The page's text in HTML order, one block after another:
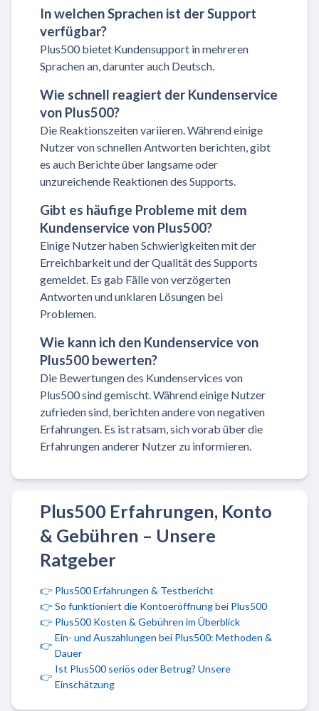
In welchen Sprachen ist der Support
verfügbar?
Plus500 bietet Kundensupport in mehreren
Sprachen an, darunter auch Deutsch.
Wie schnell reagiert der Kundenservice
von Plus500?
Die Reaktionszeiten variieren. Während einige
Nutzer von schnellen Antworten berichten, gibt
es auch Berichte über langsame oder
unzureichende Reaktionen des Supports.
Gibt es häufige Probleme mit dem
Kundenservice von Plus500?
Einige Nutzer haben Schwierigkeiten mit der
Erreichbarkeit und der Qualität des Supports
gemeldet. Es gab Fälle von verzögerten
Antworten und unklaren Lösungen bei
Problemen.
Wie kann ich den Kundenservice von
Plus500 bewerten?
Die Bewertungen des Kundenservices von
Plus500 sind gemischt. Während einige Nutzer
zufrieden sind, berichten andere von negativen
Erfahrungen. Es ist ratsam, sich vorab über die
Erfahrungen anderer Nutzer zu informieren.
Plus500 Erfahrungen, Konto
& Gebühren – Unsere
Ratgeber
👉 Plus500 Erfahrungen & Testbericht
👉 So funktioniert die Kontoeröffnung bei Plus500
👉 Plus500 Kosten & Gebühren im Überblick
👉
Ein- und Auszahlungen bei Plus500: Methoden &
Dauer
👉
Ist Plus500 seriös oder Betrug? Unsere
Einschätzung